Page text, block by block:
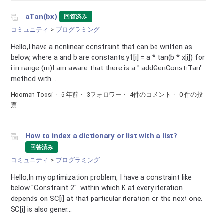
aTan(bx) 回答済み
コミュニティ プログラミング
Hello,I have a nonlinear constraint that can be written as
below, where a and b are constants.y1[i] = a * tan(b * x[i]) for
i in range (m)I am aware that there is a " addGenConstrTan"
method with ...
Hooman Toosi 6 年前 3フォロワー 4件のコメント
0 件の投
票
How to index a dictionary or list with a list?
回答済み
コミュニティ プログラミング
Hello,In my optimization problem, I have a constraint like
below "Constraint 2" within which K at every iteration
depends on SC[i] at that particular iteration or the next one.
SC[i] is also gener...